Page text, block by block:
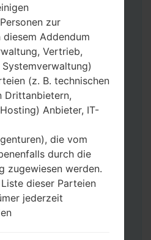
PC:
die Firmware-Datei
Sie sie.
Sie hier 1 Firmware-
Sie 5 Firmware-
Dateien:
& Region & Operator“
„Country & Region &
Odin 3 alle
flashen und auf die
zur
Addendum
Vertrieb,
(z. B. technischen
Drittanbietern,
Anbieter, IT-
die vom
durch die
zugewiesen werden.
dieser Parteien
jederzeit